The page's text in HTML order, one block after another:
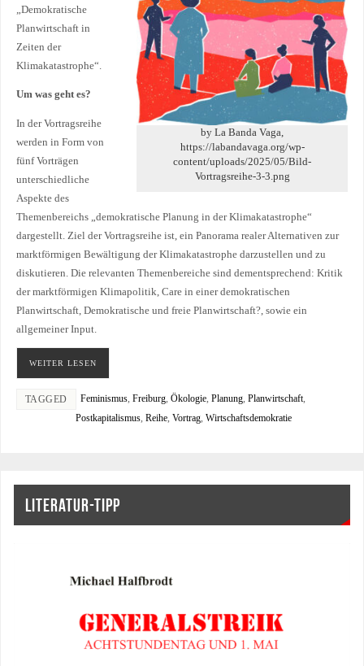
by La Banda Vaga,
https://labandavaga.org/wp-
content/uploads/2025/05/Bild-
Vortragsreihe-3-3.png
„Demokratische
Planwirtschaft in
Zeiten der
Klimakatastrophe“.
Um was geht es?
In der Vortragsreihe
werden in Form von
fünf Vorträgen
unterschiedliche
Aspekte des
Themenbereichs „demokratische Planung in der Klimakatastrophe“
dargestellt. Ziel der Vortragsreihe ist, ein Panorama realer Alternativen zur
marktförmigen Bewältigung der Klimakatastrophe darzustellen und zu
diskutieren. Die relevanten Themenbereiche sind dementsprechend: Kritik
der marktförmigen Klimapolitik, Care in einer demokratischen
Planwirtschaft, Demokratische und freie Planwirtschaft?, sowie ein
allgemeiner Input.
WEITER LESEN
TAGGED Feminismus, Freiburg, Ökologie, Planung, Planwirtschaft,
Postkapitalismus, Reihe, Vortrag, Wirtschaftsdemokratie
LITERATUR-TIPP